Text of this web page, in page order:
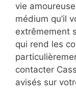
vie
médium qu’il
extrêmement
qui rend les
contacter
avisés sur